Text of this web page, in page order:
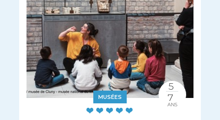
MUSÉES
5
7
ANS